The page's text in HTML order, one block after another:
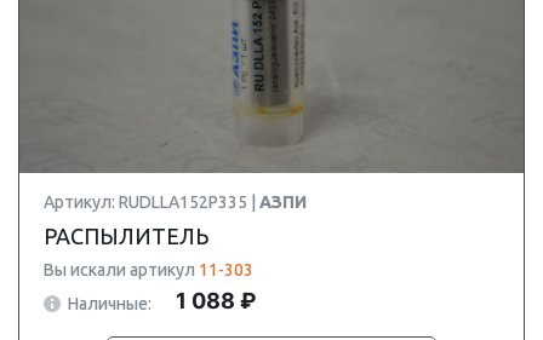
Артикул: RUDLLA152P335 | АЗПИ
РАСПЫЛИТЕЛЬ
Вы искали артикул 11-303
Наличные:
1 088 ₽